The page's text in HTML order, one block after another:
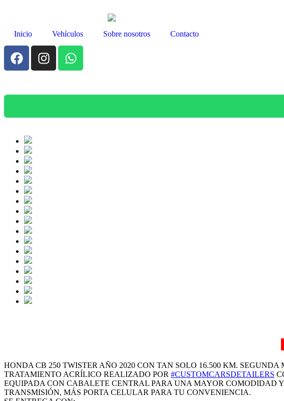
Inicio Vehículos Sobre nosotros Contacto
HONDA CB 250 TWISTER AÑO 2020 CON TAN SOLO 16.500 KM.
TRATAMIENTO ACRÍLICO REALIZADO POR #CUSTOMCARSDETAILERS
EQUIPADA CON CABALETE CENTRAL PARA UNA MAYOR COMODIDAD
TRANSMISIÓN, MÁS PORTA CELULAR PARA TU CONVENIENCIA.